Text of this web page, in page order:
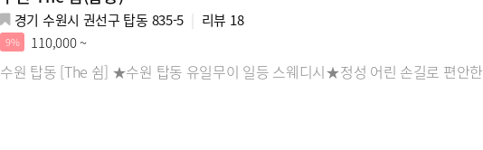
경기 수원시 권선구 탑동 835-5 리뷰 18
9% 110,000 ~
수원 탑동 [The 쉼] ★수원 탑동 유일무이 일등 스웨디시★정성 어린 손길로 편안